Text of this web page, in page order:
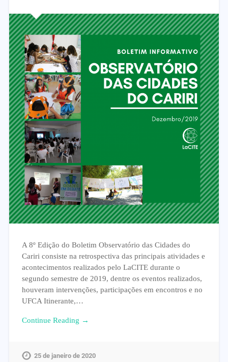
A 8º Edição do Boletim Observatório das Cidades do
Cariri consiste na retrospectiva das principais atividades e
acontecimentos realizados pelo LaCITE durante o
segundo semestre de 2019, dentre os eventos realizados,
houveram intervenções, participações em encontros e no
UFCA Itinerante,…
Continue Reading →
25 de janeiro de 2020